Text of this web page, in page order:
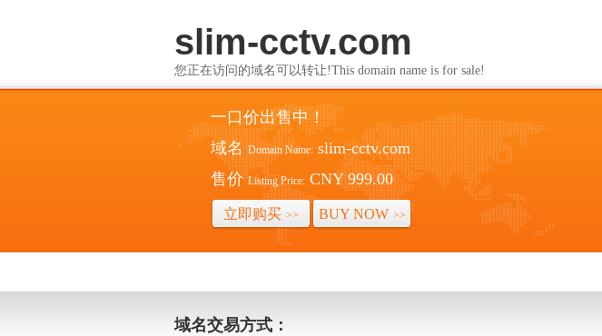
slim-cctv.com
您正在访问的域名可以转让!This domain name is for sale!
一口价出售中！
域名 Domain Name: slim-cctv.com
售价 Listing Price: CNY 999.00
立即购买 >> BUY NOW >>
域名交易方式：